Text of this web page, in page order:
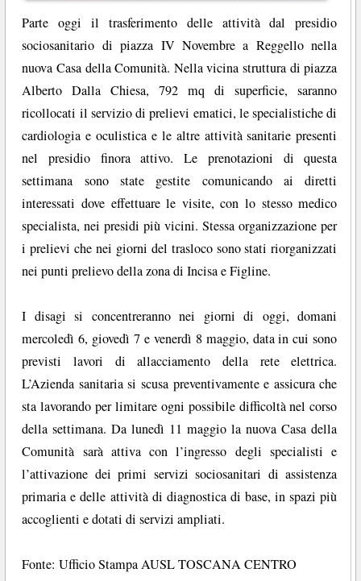
Parte oggi il trasferimento delle attività dal presidio
sociosanitario di piazza IV Novembre a Reggello nella
nuova Casa della Comunità. Nella vicina struttura di piazza
Alberto Dalla Chiesa, 792 mq di superficie, saranno
ricollocati il servizio di prelievi ematici, le specialistiche di
cardiologia e oculistica e le altre attività sanitarie presenti
nel presidio finora attivo. Le prenotazioni di questa
settimana sono state gestite comunicando ai diretti
interessati dove effettuare le visite, con lo stesso medico
specialista, nei presidi più vicini. Stessa organizzazione per
i prelievi che nei giorni del trasloco sono stati riorganizzati
nei punti prelievo della zona di Incisa e Figline.
I disagi si concentreranno nei giorni di oggi, domani
mercoledì 6, giovedì 7 e venerdì 8 maggio, data in cui sono
previsti lavori di allacciamento della rete elettrica.
L’Azienda sanitaria si scusa preventivamente e assicura che
sta lavorando per limitare ogni possibile difficoltà nel corso
della settimana. Da lunedì 11 maggio la nuova Casa della
Comunità sarà attiva con l’ingresso degli specialisti e
l’attivazione dei primi servizi sociosanitari di assistenza
primaria e delle attività di diagnostica di base, in spazi più
accoglienti e dotati di servizi ampliati.
Fonte: Ufficio Stampa AUSL TOSCANA CENTRO